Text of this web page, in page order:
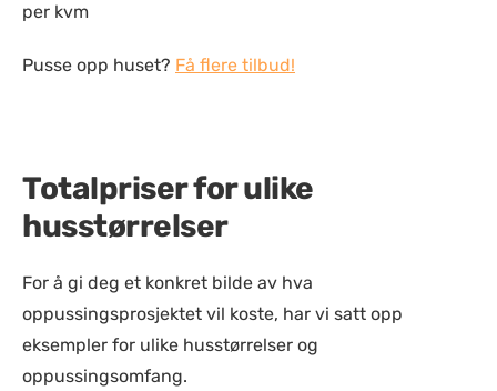
per kvm
Pusse opp huset? Få flere tilbud!
Totalpriser for ulike
husstørrelser
For å gi deg et konkret bilde av hva
oppussingsprosjektet vil koste, har vi satt opp
eksempler for ulike husstørrelser og
oppussingsomfang.